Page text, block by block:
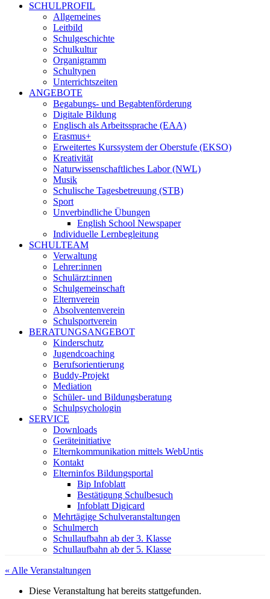
SCHULPROFIL
Allgemeines
Leitbild
Schulgeschichte
Schulkultur
Organigramm
Schultypen
Unterrichtszeiten
ANGEBOTE
Begabungs- und Begabtenförderung
Digitale Bildung
Englisch als Arbeitssprache (EAA)
Erasmus+
Erweitertes Kurssystem der Oberstufe (EKSO)
Kreativität
Naturwissenschaftliches Labor (NWL)
Musik
Schulische Tagesbetreuung (STB)
Sport
Unverbindliche Übungen
English School Newspaper
Individuelle Lernbegleitung
SCHULTEAM
Verwaltung
Lehrer:innen
Schulärzt:innen
Schulgemeinschaft
Elternverein
Absolventenverein
Schulsportverein
BERATUNGSANGEBOT
Kinderschutz
Jugendcoaching
Berufsorientierung
Buddy-Projekt
Mediation
Schüler- und Bildungsberatung
Schulpsychologin
SERVICE
Downloads
Geräteinitiative
Elternkommunikation mittels WebUntis
Kontakt
Elterninfos Bildungsportal
Bip Infoblatt
Bestätigung Schulbesuch
Infoblatt Digicard
Mehrtägige Schulveranstaltungen
Schulmerch
Schullaufbahn ab der 3. Klasse
Schullaufbahn ab der 5. Klasse
« Alle Veranstaltungen
Diese Veranstaltung hat bereits stattgefunden.